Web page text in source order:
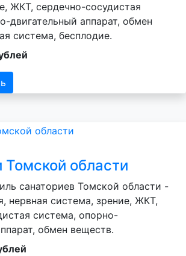
ЖКТ, сердечно-сосудистая
двигательный аппарат, обмен
система, бесплодие.
Томской области
санаториев Томской области -
нервная система, зрение, ЖКТ,
система, опорно-
обмен веществ.